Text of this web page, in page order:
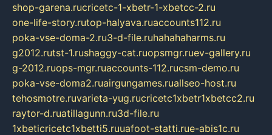
shop-garena.rucricetc-1-xbetr-1-xbetcc-2.ru
one-life-story.rutop-halyava.ruaccounts112.ru
poka-vse-doma-2.ru3-d-file.ruhahahaharms.ru
g2012.rutst-1.rushaggy-cat.ruopsmgr.ruev-gallery.ru
g-2012.ruops-mgr.ruaccounts-112.rucsm-demo.ru
poka-vse-doma2.ruairgungames.ruallseo-host.ru
tehosmotre.ruvarieta-yug.rucricetc1xbetr1xbetcc2.ru
raytor-d.ruatillagunn.ru3d-file.ru
1xbeticricetc1xbetti5.ruuafoot-statti.rue-abis1c.ru